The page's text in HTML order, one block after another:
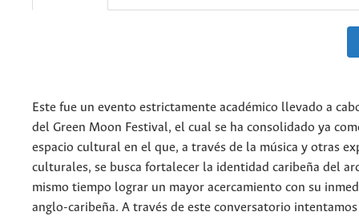
Este fue un evento estrictamente académico llevado a
del Green Moon Festival, el cual se ha consolidado ya
espacio cultural en el que, a través de la música y otras
culturales, se busca fortalecer la identidad caribeña del
mismo tiempo lograr un mayor acercamiento con su
anglo-caribeña. A través de este conversatorio